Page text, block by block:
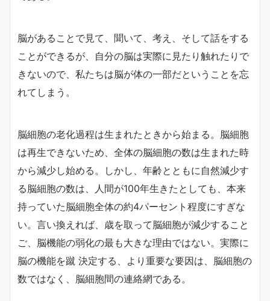
脳があることで見て、聞いて、考え、そして話をする
ことができるが、自分の脳は実際に見たり触れたりで
きないので、私たちは脳が体の一部だということを忘
れてしまう。
脳細胞の老化過程は生まれたときから始まる。脳細胞
は再生できないため、全体の脳細胞の数は生まれた時
から減少し始める。しかし、年齢とともに自然減少す
る脳細胞の数は、人間が100年生きたとしても、本来
持っていた脳細胞全体の約4パーセント程度にすぎな
い。言い換えれば、歳を取って脳細胞が減少すること
ご、脳機能の弱化の最も大きな理由ではない。実際に
脳の機能を蹴 決定する、より重要な要因は、脳細胞の
数ではなく、脳細胞間の連絡網である。